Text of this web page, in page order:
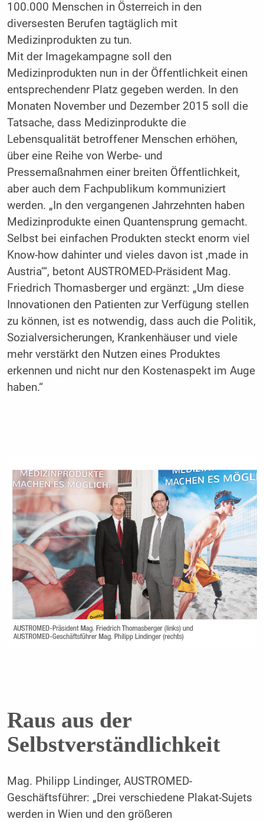
100.000 Menschen in Österreich in den
diversesten Berufen tagtäglich mit
Medizinprodukten zu tun.
Mit der Imagekampagne soll den
Medizinprodukten nun in der Öffentlichkeit einen
entsprechendenr Platz gegeben werden. In den
Monaten November und Dezember 2015 soll die
Tatsache, dass Medizinprodukte die
Lebensqualität betroffener Menschen erhöhen,
über eine Reihe von Werbe- und
Pressemaßnahmen einer breiten Öffentlichkeit,
aber auch dem Fachpublikum kommuniziert
werden. „In den vergangenen Jahrzehnten haben
Medizinprodukte einen Quantensprung gemacht.
Selbst bei einfachen Produkten steckt enorm viel
Know-how dahinter und vieles davon ist ‚made in
Austria‘“, betont ­AUSTROMED-Präsident Mag.
Friedrich Thomasberger und ergänzt: „Um diese
Innovationen den Patienten zur Verfügung stellen
zu können, ist es notwendig, dass auch die Politik,
Sozialversicherungen, Krankenhäuser und viele
mehr verstärkt den Nutzen eines Produktes
erkennen und nicht nur den Kostenaspekt im Auge
haben.“
Raus aus der
Selbstverständlichkeit
Mag. Philipp Lindinger, AUSTROMED-
Geschäftsführer: „Drei verschiedene Plakat-Sujets
werden in Wien und den größeren